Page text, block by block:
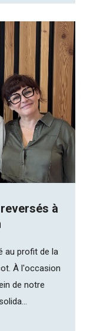
reversés à
au profit de la
À l'occasion
de notre